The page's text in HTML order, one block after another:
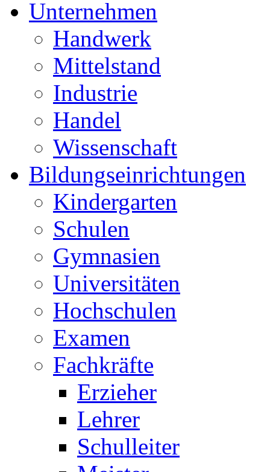
Unternehmen
Handwerk
Mittelstand
Industrie
Handel
Wissenschaft
Bildungseinrichtungen
Kindergarten
Schulen
Gymnasien
Universitäten
Hochschulen
Examen
Fachkräfte
Erzieher
Lehrer
Schulleiter